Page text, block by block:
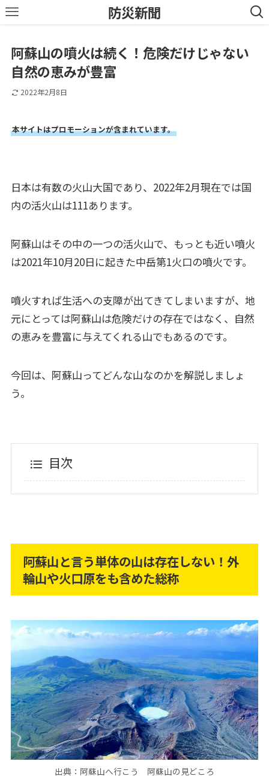
防災新聞
阿蘇山の噴火は続く！危険だけじゃない
自然の恵みが豊富
2022年2月8日
本サイトはプロモーションが含まれています。
日本は有数の火山大国であり、2022年2月現在では国
内の活火山は111あります。
阿蘇山はその中の一つの活火山で、もっとも近い噴火
は2021年10月20日に起きた中岳第1火口の噴火です。
噴火すれば生活への支障が出てきてしまいますが、地
元にとっては阿蘇山は危険だけの存在ではなく、自然
の恵みを豊富に与えてくれる山でもあるのです。
今回は、阿蘇山ってどんな山なのかを解説しましょ
う。
目次
阿蘇山と言う単体の山は存在しない！外
輪山や火口原をも含めた総称
出典：阿蘇山へ行こう 阿蘇山の見どころ